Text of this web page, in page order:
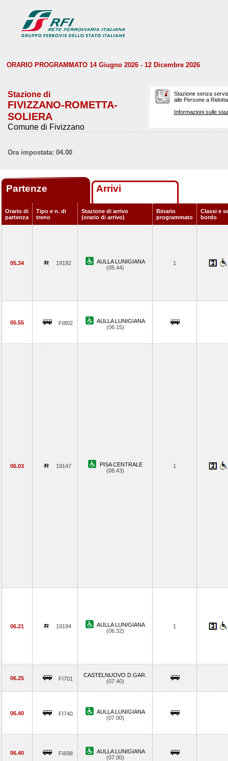
ORARIO PROGRAMMATO 14 Giugno 2026 - 12 Dicembre 2026
Stazione di
FIVIZZANO-ROMETTA-
SOLIERA
Comune di Fivizzano
Stazione senza
alle Persone a
Informazioni sulle
Ora impostata: 04.00
Partenze Arrivi
Orario di
partenza
Tipo e n. di
treno
Stazione di arrivo
(orario di arrivo)
Binario
programmato
Classi e
bordo
05.34 19192
AULLA LUNIGIANA
(05.44)
1
05.55 FI802
AULLA LUNIGIANA
(06.15)
06.03 19147
PISA CENTRALE
(08.43)
1
06.21 19194
AULLA LUNIGIANA
(06.32)
1
06.25 FI701
CASTELNUOVO D.GAR.
(07.40)
06.40 FI740
AULLA LUNIGIANA
(07.00)
06.40 FI698
AULLA LUNIGIANA
(07.00)